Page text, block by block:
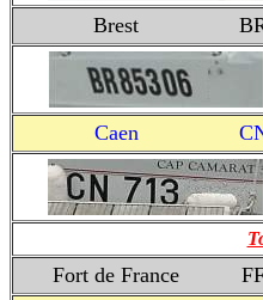
Brest
Caen
Fort de France